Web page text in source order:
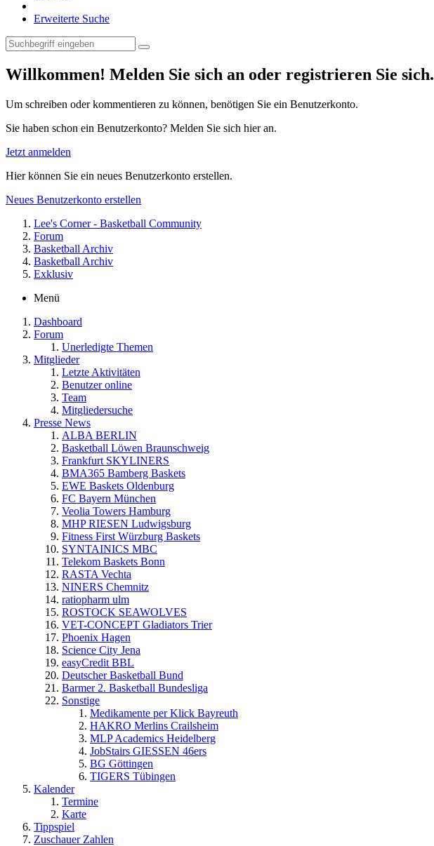
Erweiterte Suche
Willkommen! Melden Sie sich an oder registrieren Sie sich.
Um schreiben oder kommentieren zu können, benötigen Sie ein Benutzerkonto.
Sie haben schon ein Benutzerkonto? Melden Sie sich hier an.
Jetzt anmelden
Hier können Sie ein neues Benutzerkonto erstellen.
Neues Benutzerkonto erstellen
Lee's Corner - Basketball Community
Forum
Basketball Archiv
Basketball Archiv
Exklusiv
Menü
Dashboard
Forum
Unerledigte Themen
Mitglieder
Letzte Aktivitäten
Benutzer online
Team
Mitgliedersuche
Presse News
ALBA BERLIN
Basketball Löwen Braunschweig
Frankfurt SKYLINERS
BMA365 Bamberg Baskets
EWE Baskets Oldenburg
FC Bayern München
Veolia Towers Hamburg
MHP RIESEN Ludwigsburg
Fitness First Würzburg Baskets
SYNTAINICS MBC
Telekom Baskets Bonn
RASTA Vechta
NINERS Chemnitz
ratiopharm ulm
ROSTOCK SEAWOLVES
VET-CONCEPT Gladiators Trier
Phoenix Hagen
Science City Jena
easyCredit BBL
Deutscher Basketball Bund
Barmer 2. Basketball Bundesliga
Sonstige
Medikamente per Klick Bayreuth
HAKRO Merlins Crailsheim
MLP Academics Heidelberg
JobStairs GIESSEN 46ers
BG Göttingen
TIGERS Tübingen
Kalender
Termine
Karte
Tippspiel
Zuschauer Zahlen